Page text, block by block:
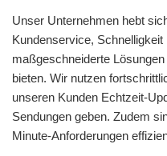
Unser Unternehmen hebt
Kundenservice, Schnelligkeit
maßgeschneiderte
bieten. Wir nutzen
unseren Kunden Echtzeit-
Sendungen geben. Zudem
Minute-Anforderungen